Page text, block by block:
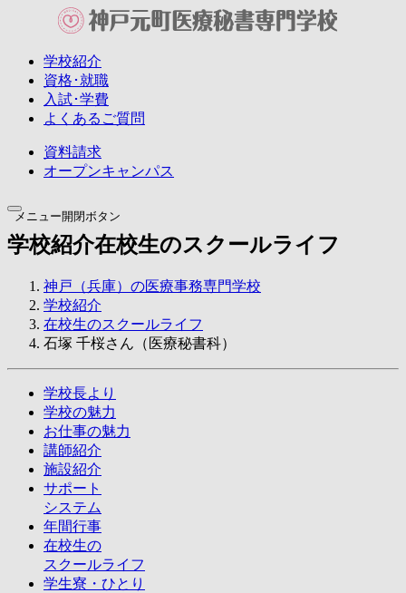
学校紹介
資格･就職
入試･学費
よくあるご質問
資料請求
オープンキャンパス
メニュー開閉ボタン
学校紹介在校生のスクールライフ
神戸（兵庫）の医療事務専門学校
学校紹介
在校生のスクールライフ
石塚 千桜さん（医療秘書科）
学校長より
学校の魅力
お仕事の魅力
講師紹介
施設紹介
サポート
システム
年間行事
在校生の
スクールライフ
学生寮・ひとり